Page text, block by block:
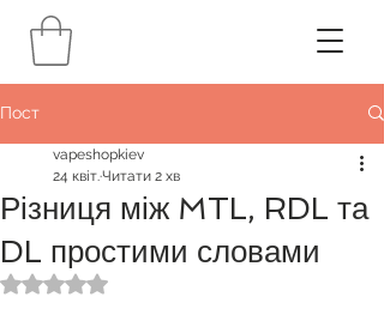
Пост
Різниця між MTL, RDL та
DL простими словами
vapeshopkiev
24 квіт. Читати 2 хв
Оцінка: NaN з 5 зірок.